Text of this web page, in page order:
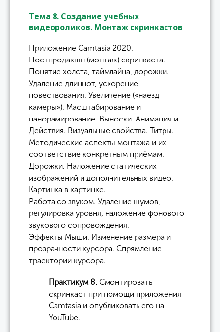
Тема 8. Создание учебных
видеороликов. Монтаж скринкастов
Приложение Camtasia 2020.
Постпродакшн (монтаж) скринкаста.
Понятие холста, таймлайна, дорожки.
Удаление длиннот, ускорение
повествования. Увеличение («наезд
камеры»). Масштабирование и
панорамирование. Выноски. Анимация и
Действия. Визуальные свойства. Титры.
Методические аспекты монтажа и их
соответствие конкретным приёмам.
Дорожки. Наложение статических
изображений и дополнительных видео.
Картинка в картинке.
Работа со звуком. Удаление шумов,
регулировка уровня, наложение фонового
звукового сопровождения.
Эффекты Мыши. Изменение размера и
прозрачности курсора. Спрямление
траектории курсора.
Практикум 8. Смонтировать
скринкаст при помощи приложения
Camtasia и опубликовать его на
YouTube.